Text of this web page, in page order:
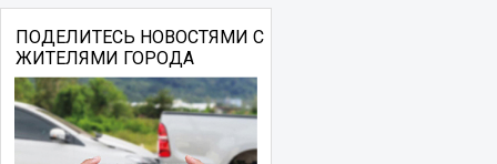
ПОДЕЛИТЕСЬ НОВОСТЯМИ С
ЖИТЕЛЯМИ ГОРОДА